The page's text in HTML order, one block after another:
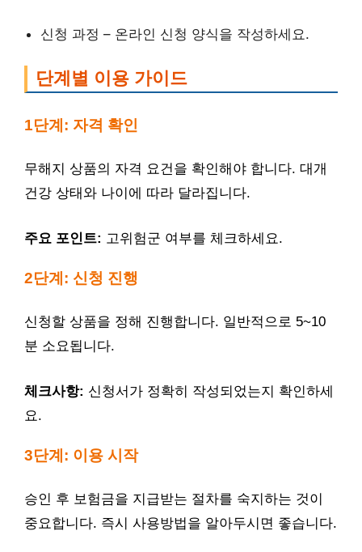
신청 과정 – 온라인 신청 양식을 작성하세요.
단계별 이용 가이드
1단계: 자격 확인
무해지 상품의 자격 요건을 확인해야 합니다. 대개
건강 상태와 나이에 따라 달라집니다.
주요 포인트: 고위험군 여부를 체크하세요.
2단계: 신청 진행
신청할 상품을 정해 진행합니다. 일반적으로 5~10
분 소요됩니다.
체크사항: 신청서가 정확히 작성되었는지 확인하세
요.
3단계: 이용 시작
승인 후 보험금을 지급받는 절차를 숙지하는 것이
중요합니다. 즉시 사용방법을 알아두시면 좋습니다.